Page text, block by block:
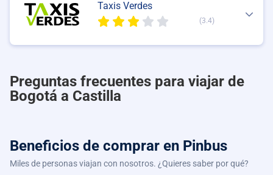
Taxis Verdes
(3.4)
Preguntas frecuentes para viajar de
Bogotá a Castilla
Beneficios de comprar en Pinbus
Miles de personas viajan con nosotros. ¿Quieres saber por qué?